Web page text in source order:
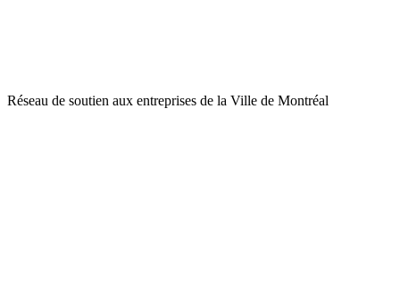
Réseau de soutien aux entreprises de la Ville de Montréal